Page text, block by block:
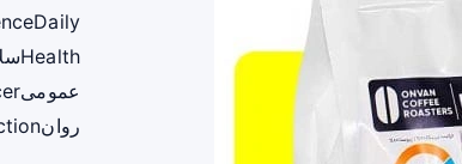
Health
عمومی
روان